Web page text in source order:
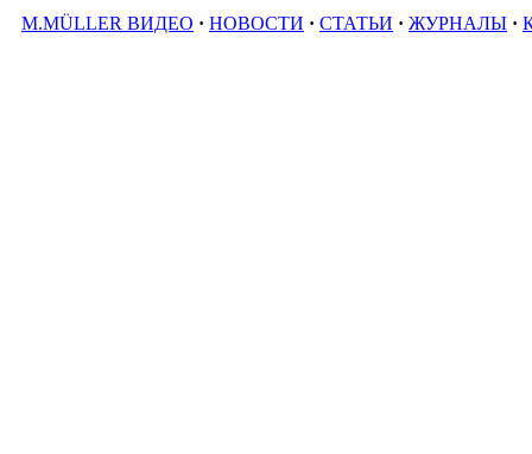
M.MÜLLER ВИДЕО · НОВОСТИ · СТАТЬИ · ЖУРНАЛЫ ·